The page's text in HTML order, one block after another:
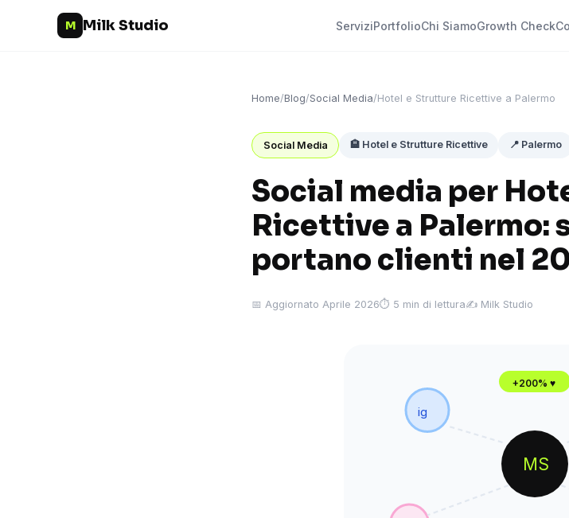
M Milk Studio ServiziPortfolioChi SiamoGrowth Check
Home/Blog/Social Media/Hotel e Strutture Ricettive a Palermo
Social Media 🏨 Hotel e Strutture Ricettive 📍 Palermo
Social media per
Ricettive a Palermo:
portano clienti nel
📅 Aggiornato Aprile 2026⏱ 5 min di lettura✍️ Milk Studio
MS
ig
+200% ♥